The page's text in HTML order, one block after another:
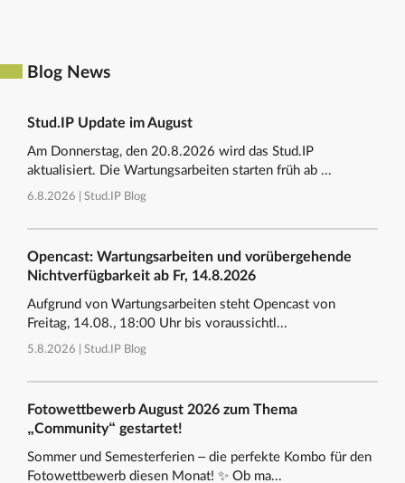
Blog News
Stud.IP Update im August
Am Donnerstag, den 20.8.2026 wird das Stud.IP
aktualisiert. Die Wartungsarbeiten starten früh ab ...
6.8.2026 | Stud.IP Blog
Opencast: Wartungsarbeiten und vorübergehende
Nichtverfügbarkeit ab Fr, 14.8.2026
Aufgrund von Wartungsarbeiten steht Opencast von
Freitag, 14.08., 18:00 Uhr bis voraussichtl...
5.8.2026 | Stud.IP Blog
Fotowettbewerb August 2026 zum Thema
„Community“ gestartet!
Sommer und Semesterferien – die perfekte Kombo für den
Fotowettbewerb diesen Monat! ✨ Ob ma...